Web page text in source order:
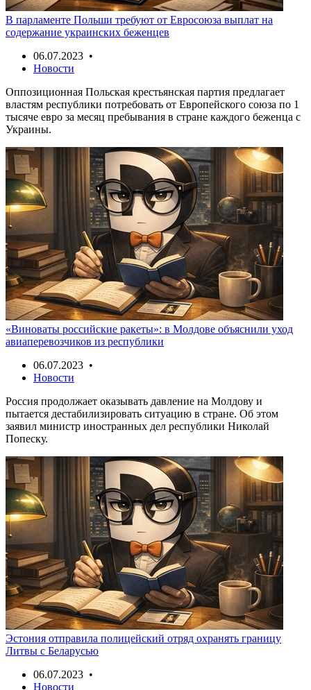
В парламенте Польши требуют от Евросоюза выплат на
содержание украинских беженцев
06.07.2023 •
Новости
Оппозиционная Польская крестьянская партия предлагает
властям республики потребовать от Европейского союза по 1
тысяче евро за месяц пребывания в стране каждого беженца с
Украины.
«Виноваты российские ракеты»: в Молдове объяснили уход
авиаперевозчиков из республики
06.07.2023 •
Новости
Россия продолжает оказывать давление на Молдову и
пытается дестабилизировать ситуацию в стране. Об этом
заявил министр иностранных дел республики Николай
Попеску.
Эстония отправила полицейский отряд охранять границу
Литвы с Беларусью
06.07.2023 •
Новости